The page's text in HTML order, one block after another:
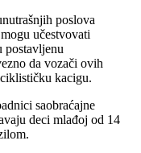
poslova
učestvovati
postavljenu
da vozači ovih
kacigu.
saobraćajne
deci mlađoj od 14